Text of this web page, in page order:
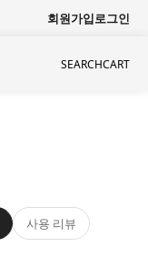
회원가입로그인
SEARCHCART
사용 리뷰